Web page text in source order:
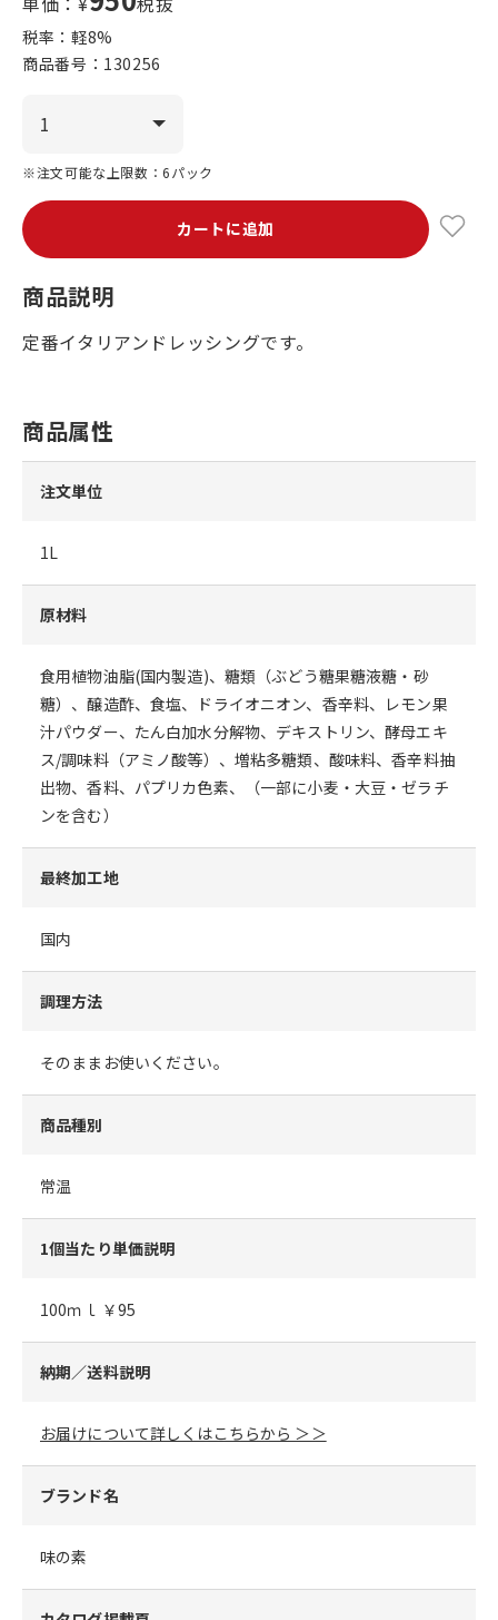
税率：軽8%
商品番号： 130256
※注文可能な上限数：6パック
カートに追加
商品説明
定番イタリアンドレッシングです。
商品属性
注文単位
1L
原材料
食用植物油脂(国内製造)、糖類（ぶどう糖果糖液糖・砂
糖）、醸造酢、食塩、ドライオニオン、香辛料、レモン果
汁パウダー、たん白加水分解物、デキストリン、酵母エキ
ス/調味料（アミノ酸等）、増粘多糖類、酸味料、香辛料抽
出物、香料、パプリカ色素、（一部に小麦・大豆・ゼラチ
ンを含む）
最終加工地
国内
調理方法
そのままお使いください。
商品種別
常温
1個当たり単価説明
100ｍｌ ￥95
納期／送料説明
お届けについて詳しくはこちらから ＞＞
ブランド名
味の素